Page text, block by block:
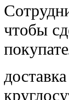
чтобы